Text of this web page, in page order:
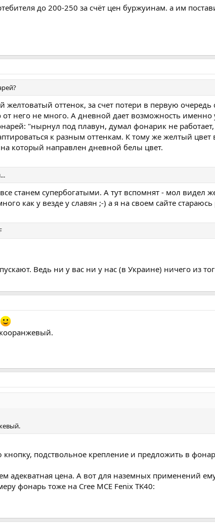
до 200-250 за счёт цен буржуинам. а им
оттенок, за счет потери в первую очередь
него не много. А дневной дает возможность
"нырнул под плавун, думал фонарик не
к разным оттенкам. К тому же желтый
который направлен дневной белы цвет.
станем супербогатыми. А тут вспомнят - мол видел
как у везде у славян ;-) а я на своем сайте
Ведь ни у вас ни у нас (в Украине) ничего из
подствольное крепление и предложить в
адекватная цена. А вот для наземных применений
фонарь тоже на Cree MCE Fenix TK40: